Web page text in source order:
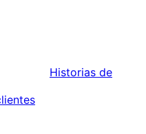
Historias de